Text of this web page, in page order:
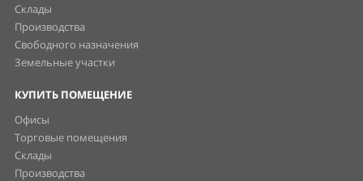
Склады
Производства
Свободного назначения
Земельные участки
КУПИТЬ ПОМЕЩЕНИЕ
Офисы
Торговые помещения
Склады
Производства